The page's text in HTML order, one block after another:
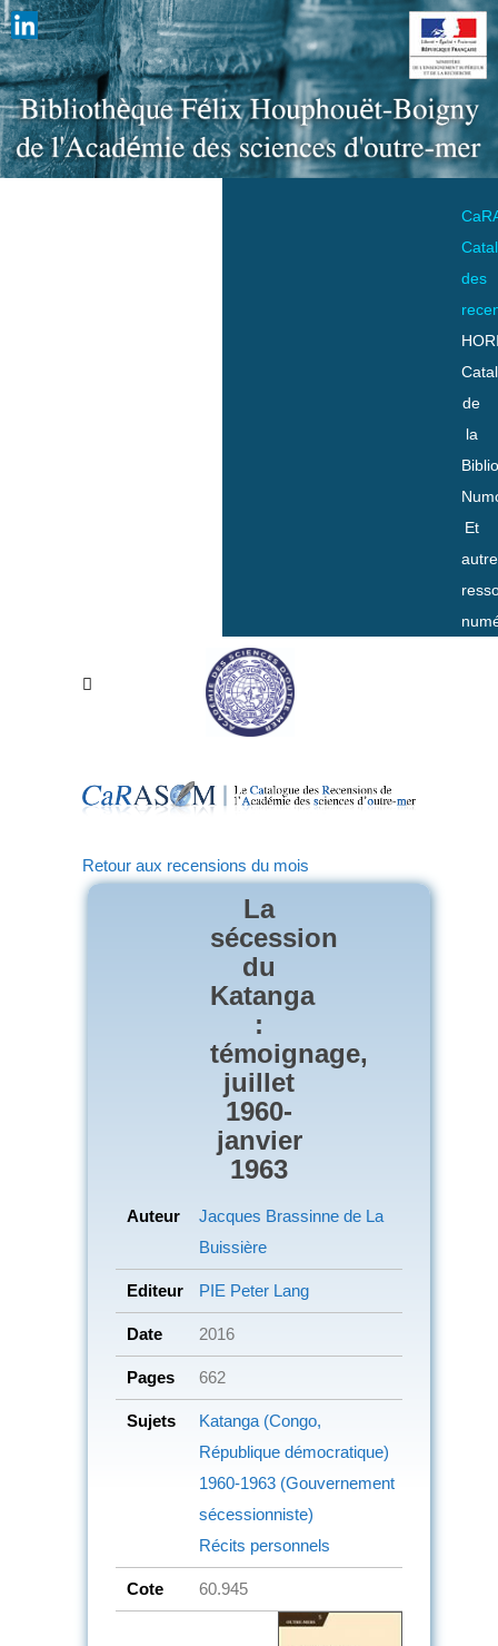
des
de
la
Et
Retour aux recensions du mois
La
sécession
du
Katanga
:
témoignage,
juillet
1960-
janvier
1963
Auteur
Jacques Brassinne de La
Buissière
Editeur PIE Peter Lang
Date 2016
Pages 662
Sujets
Katanga (Congo,
République démocratique)
1960-1963 (Gouvernement
sécessionniste)
Récits personnels
Cote 60.945